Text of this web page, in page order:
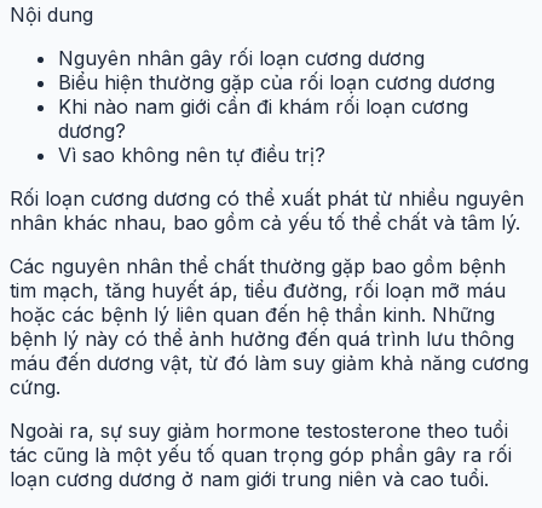
Nội dung
Nguyên nhân gây rối loạn cương dương
Biểu hiện thường gặp của rối loạn cương dương
Khi nào nam giới cần đi khám rối loạn cương
dương?
Vì sao không nên tự điều trị?
Rối loạn cương dương có thể xuất phát từ nhiều nguyên
nhân khác nhau, bao gồm cả yếu tố thể chất và tâm lý.
Các nguyên nhân thể chất thường gặp bao gồm bệnh
tim mạch, tăng huyết áp, tiểu đường, rối loạn mỡ máu
hoặc các bệnh lý liên quan đến hệ thần kinh. Những
bệnh lý này có thể ảnh hưởng đến quá trình lưu thông
máu đến dương vật, từ đó làm suy giảm khả năng cương
cứng.
Ngoài ra, sự suy giảm hormone testosterone theo tuổi
tác cũng là một yếu tố quan trọng góp phần gây ra rối
loạn cương dương ở nam giới trung niên và cao tuổi.